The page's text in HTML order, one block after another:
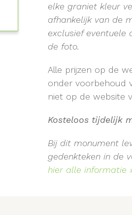
elke graniet kleur
afhankelijk van de
exclusief eventuele
de foto.
Alle prijzen op de
onder voorbehoud
niet op de website
Kosteloos tijdelijk
Bij dit monument
gedenkteken in de
hier alle informatie